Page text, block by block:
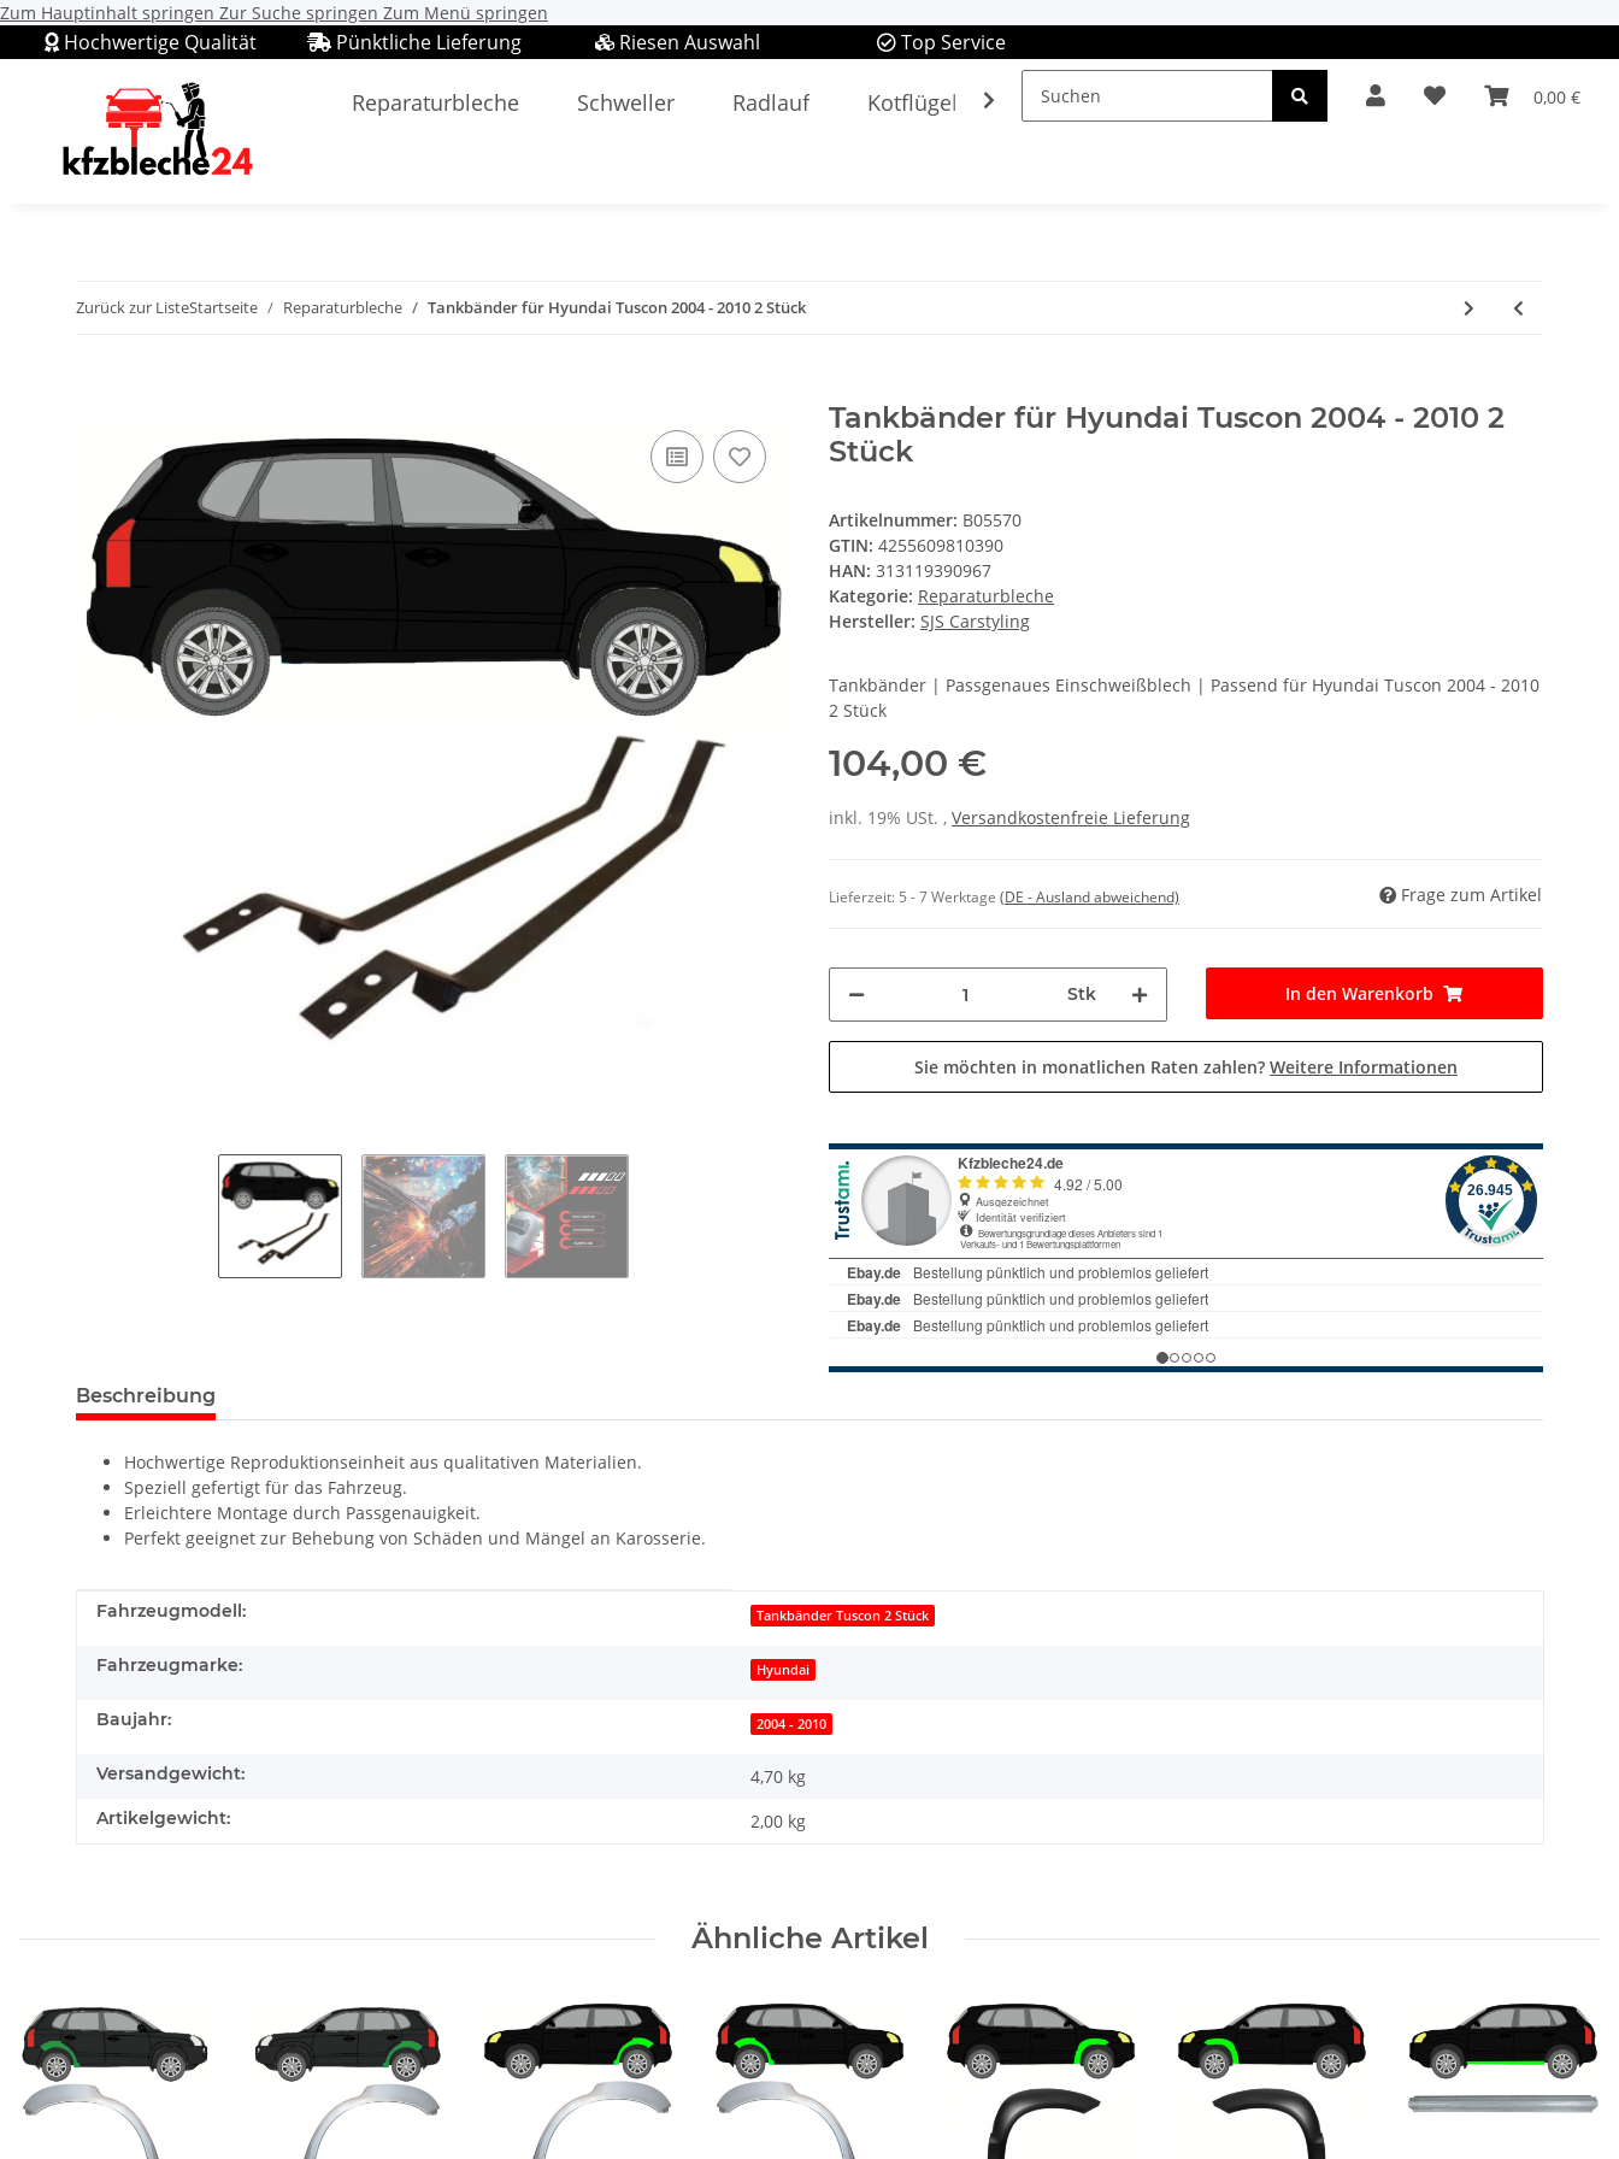
Zum Hauptinhalt springen Zur Suche springen Zum Menü springen
Top Service
Riesen Auswahl
Pünktliche Lieferung
Hochwertige Qualität
0,00 €
Reparaturbleche Schweller Radlauf Kotflügel Spiegel & Leuchten Autopflege Oldtimerteile
Zurück zur ListeStartseite Reparaturbleche Tankbänder für Hyundai Tuscon 2004 - 2010 2 Stück
Tankbänder für Hyundai Tuscon 2004 - 2010 2
Stück
Artikelnummer: B05570
GTIN: 4255609810390
HAN: 313119390967
Kategorie: Reparaturbleche
Hersteller: SJS Carstyling
Tankbänder | Passgenaues Einschweißblech | Passend für Hyundai Tuscon 2004 - 2010
2 Stück
104,00 €
inkl. 19% USt. , Versandkostenfreie Lieferung
Lieferzeit: 5 - 7 Werktage (DE - Ausland abweichend) Frage zum Artikel
Stk In den Warenkorb
Sie möchten in monatlichen Raten zahlen? Weitere Informationen
Beschreibung
Hochwertige Reproduktionseinheit aus qualitativen Materialien.
Speziell gefertigt für das Fahrzeug.
Erleichtere Montage durch Passgenauigkeit.
Perfekt geeignet zur Behebung von Schäden und Mängel an Karosserie.
Produkteigenschaft
Wert
Fahrzeugmodell: Tankbänder Tuscon 2 Stück
Fahrzeugmarke: Hyundai
Baujahr: 2004 - 2010
Versandgewicht: 4,70 kg
Artikelgewicht: 2,00 kg
Ähnliche Artikel